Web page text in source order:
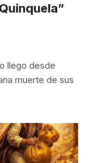
llego desde
muerte de sus